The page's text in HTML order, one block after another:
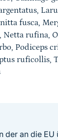
fusca,
rufina,
Podiceps
ruficollis,
der an die